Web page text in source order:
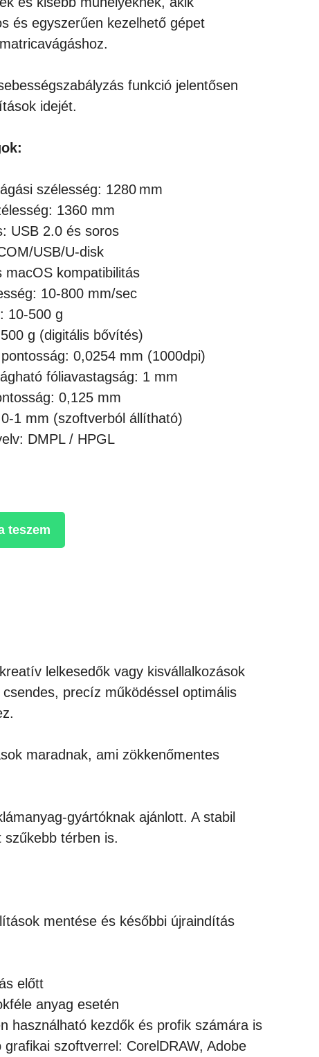
és egyszerűen kezelhető gépet
funkció jelentősen
idejét.
szélesség: 1280 mm
1360 mm
USB 2.0 és soros
USB/U-disk
macOS kompatibilitás
10-800 mm/sec
10-500 g
g (digitális bővítés)
0,0254 mm (1000dpi)
fóliavastagság: 1 mm
0,125 mm
1 mm (szoftverból állítható)
DMPL / HPGL
teszem
lelkesedők vagy kisvállalkozások
precíz működéssel optimális
maradnak, ami zökkenőmentes
gyártóknak ajánlott. A stabil
térben is.
mentése és későbbi újraindítás
előtt
anyag esetén
használható kezdők és profik számára is
szoftverrel: CorelDRAW, Adobe